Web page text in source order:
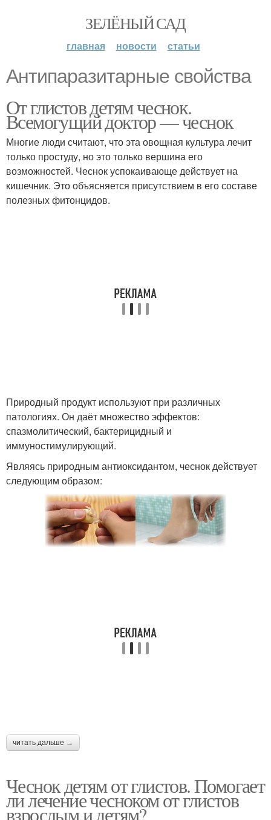
ЗЕЛЁНЫЙ САД
главная новости статьи
Антипаразитарные свойства
От глистов детям чеснок.
Всемогущий доктор — чеснок
Многие люди считают, что эта овощная культура лечит
только простуду, но это только вершина его
возможностей. Чеснок успокаивающе действует на
кишечник. Это объясняется присутствием в его составе
полезных фитонцидов.
Природный продукт используют при различных
патологиях. Он даёт множество эффектов:
спазмолитический, бактерицидный и
иммуностимулирующий.
Являясь природным антиоксидантом, чеснок действует
следующим образом:
читать дальше →
Чеснок детям от глистов. Помогает
ли лечение чесноком от глистов
взрослым и детям?